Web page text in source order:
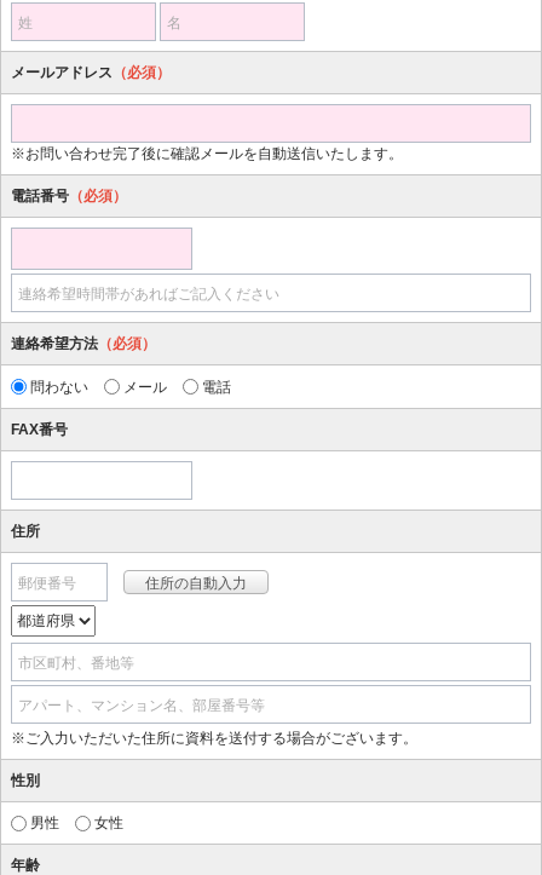
姓 名
メールアドレス （必須）
※お問い合わせ完了後に確認メールを自動送信いたします。
電話番号 （必須）
連絡希望時間帯があればご記入ください
連絡希望方法 （必須）
問わない メール 電話
FAX番号
住所
郵便番号
市区町村、番地等
アパート、マンション名、部屋番号等
※ご入力いただいた住所に資料を送付する場合がございます。
性別
男性 女性
年齢